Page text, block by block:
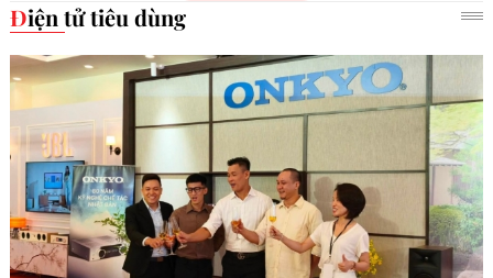
Điện tử tiêu dùng